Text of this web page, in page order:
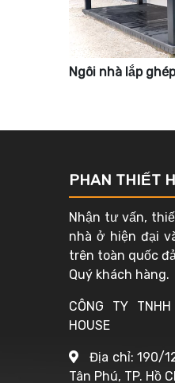
Ngôi nhà lắp
PHAN THIẾT
Nhận tư vấn,
nhà ở hiện đại
trên toàn quốc
Quý khách hàng.
CÔNG TY
HOUSE
Địa chỉ: 190/
Tân Phú, TP. Hồ